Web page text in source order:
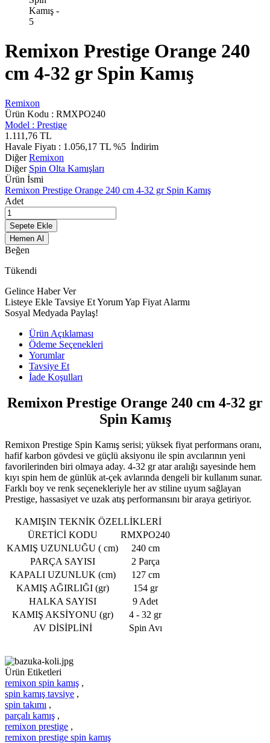
Remixon Prestige Orange 240
cm 4-32 gr Spin Kamış
Remixon
Ürün Kodu : RMXPO240
Model : Prestige
1.111,76 TL
Havale Fiyatı : 1.056,17 TL %5 İndirim
DiğerRemixon
Diğer Spin Olta Kamışları
Ürün İsmi
Remixon Prestige Orange 240 cm 4-32 gr Spin Kamış
Adet
Sepete Ekle
Hemen Al
Beğen
Tükendi
Gelince Haber Ver
Listeye Ekle Tavsiye EtYorum Yap Fiyat Alarmı
Sosyal Medyada Paylaş!
Ürün Açıklaması
Ödeme Seçenekleri
Yorumlar
Tavsiye Et
İade Koşulları
Remixon Prestige Orange 240 cm 4-32 gr
Spin Kamış
Remixon Prestige Spin Kamış serisi; yüksek fiyat performans oranı,
hafif karbon gövdesi ve güçlü aksiyonu ile spin avcılarının yeni
favorilerinden biri olmaya aday. 4-32 gr atar aralığı sayesinde hem
kıyı spin hem de günlük at-çek avlarında dengeli bir kullanım sunar.
Farklı boy ve renk seçenekleriyle her av stiline uyum sağlayan
Prestige, hassasiyet ve uzak atış performansını bir araya getiriyor.
KAMIŞIN TEKNİK ÖZELLİKLERİ
ÜRETİCİ KODU
RMXPO240
KAMIŞ UZUNLUĞU ( cm)
240 cm
PARÇA SAYISI
2 Parça
KAPALI UZUNLUK (cm)
127 cm
KAMIŞ AĞIRLIĞI (gr)
154 gr
HALKA SAYISI
9 Adet
KAMIŞ AKSİYONU (gr)
4 - 32 gr
AV DİSİPLİNİ
Spin Avı
Ürün Etiketleri
remixon spin kamış ,
spin kamış tavsiye ,
spin takımı ,
parçalı kamış ,
remixon prestige ,
remixon prestige spin kamış